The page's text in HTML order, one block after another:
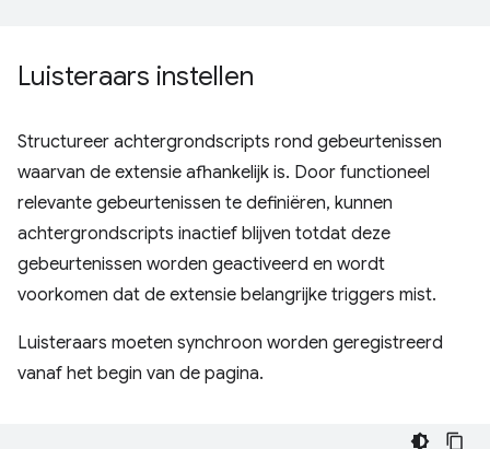
Luisteraars instellen
Structureer achtergrondscripts rond gebeurtenissen
waarvan de extensie afhankelijk is. Door functioneel
relevante gebeurtenissen te definiëren, kunnen
achtergrondscripts inactief blijven totdat deze
gebeurtenissen worden geactiveerd en wordt
voorkomen dat de extensie belangrijke triggers mist.
Luisteraars moeten synchroon worden geregistreerd
vanaf het begin van de pagina.